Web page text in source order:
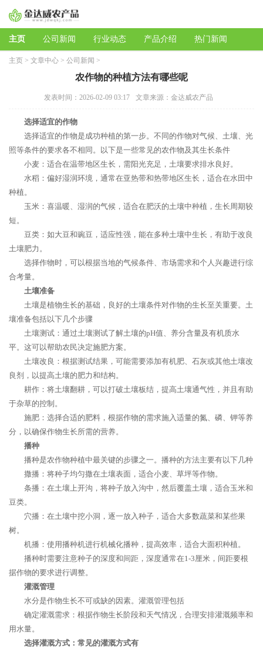
主页 公司新闻 行业动态 产品介绍 热门新闻
主页 > 文章中心 > 公司新闻 >
农作物的种植方法有哪些呢
发表时间：2026-02-09 03:17 文章来源：金达威农产品
选择适宜的作物
选择适宜的作物是成功种植的第一步。不同的作物对气候、土壤、光
照等条件的要求各不相同。以下是一些常见的农作物及其生长条件
小麦：适合在温带地区生长，需阳光充足，土壤要求排水良好。
水稻：偏好湿润环境，通常在亚热带和热带地区生长，适合在水田中
种植。
玉米：喜温暖、湿润的气候，适合在肥沃的土壤中种植，生长周期较
短。
豆类：如大豆和豌豆，适应性强，能在多种土壤中生长，有助于改良
土壤肥力。
选择作物时，可以根据当地的气候条件、市场需求和个人兴趣进行综
合考量。
土壤准备
土壤是植物生长的基础，良好的土壤条件对作物的生长至关重要。土
壤准备包括以下几个步骤
土壤测试：通过土壤测试了解土壤的pH值、养分含量及有机质水
平。这可以帮助农民决定施肥方案。
土壤改良：根据测试结果，可能需要添加有机肥、石灰或其他土壤改
良剂，以提高土壤的肥力和结构。
耕作：将土壤翻耕，可以打破土壤板结，提高土壤通气性，并且有助
于杂草的控制。
施肥：选择合适的肥料，根据作物的需求施入适量的氮、磷、钾等养
分，以确保作物生长所需的营养。
播种
播种是农作物种植中最关键的步骤之一。播种的方法主要有以下几种
撒播：将种子均匀撒在土壤表面，适合小麦、草坪等作物。
条播：在土壤上开沟，将种子放入沟中，然后覆盖土壤，适合玉米和
豆类。
穴播：在土壤中挖小洞，逐一放入种子，适合大多数蔬菜和某些果
树。
机播：使用播种机进行机械化播种，提高效率，适合大面积种植。
播种时需要注意种子的深度和间距，深度通常在1-3厘米，间距要根
据作物的要求进行调整。
灌溉管理
水分是作物生长不可或缺的因素。灌溉管理包括
确定灌溉需求：根据作物生长阶段和天气情况，合理安排灌溉频率和
用水量。
选择灌溉方式：常见的灌溉方式有